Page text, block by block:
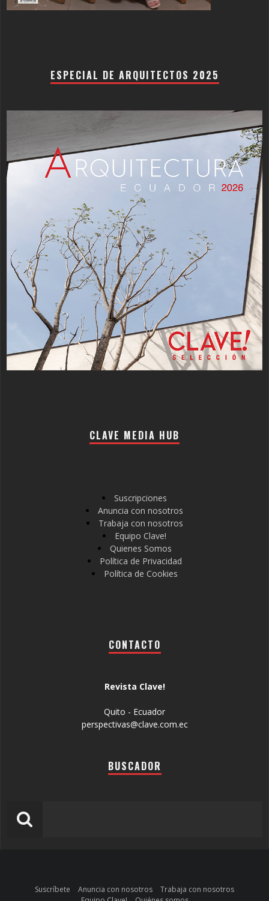
ESPECIAL DE ARQUITECTOS 2025
CLAVE MEDIA HUB
Suscripciones
Anuncia con nosotros
Trabaja con nosotros
Equipo Clave!
Quienes Somos
Política de Privacidad
Política de Cookies
CONTACTO
Revista Clave!
Quito - Ecuador
perspectivas@clave.com.ec
BUSCADOR
Suscríbete Anuncia con nosotros
Trabaja con nosotros